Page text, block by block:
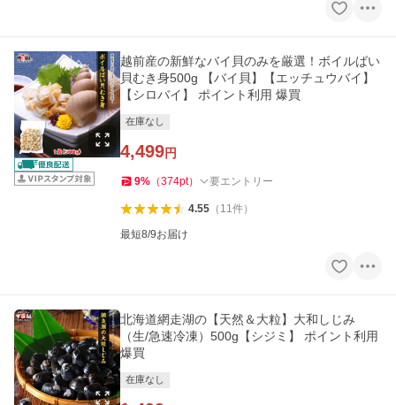
越前産の新鮮なバイ貝のみを厳選！ボイルばい
貝むき身500g 【バイ貝】【エッチュウバイ】
【シロバイ】 ポイント利用 爆買
在庫なし
4,499円
9% （374pt） 要エントリー
4.55（ 11件）
最短8/9お届け
北海道網走湖の【天然＆大粒】大和しじみ
（生/急速冷凍）500g【シジミ】 ポイント利用
爆買
在庫なし